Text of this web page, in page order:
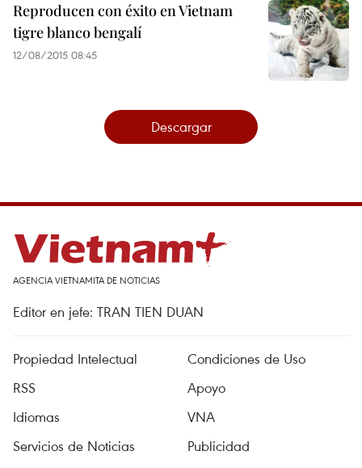
Reproducen con éxito en Vietnam
tigre blanco bengalí
12/08/2015 08:45
Descargar
AGENCIA VIETNAMITA DE NOTICIAS
Editor en jefe: TRAN TIEN DUAN
Propiedad Intelectual
Condiciones de Uso
RSS
Apoyo
Idiomas
VNA
Servicios de Noticias
Publicidad